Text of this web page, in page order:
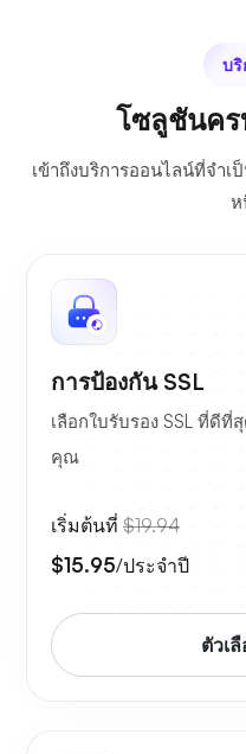
บริ
โซลูชันค
เข้าถึงบริการออนไลน์ที่จำ
ห
การป้องกัน SSL
เลือกใบรับรอง SSL ที่ดี
คุณ
เริ่มต้นที่ $19.94
$15.95/ประจำปี
ตัวเ